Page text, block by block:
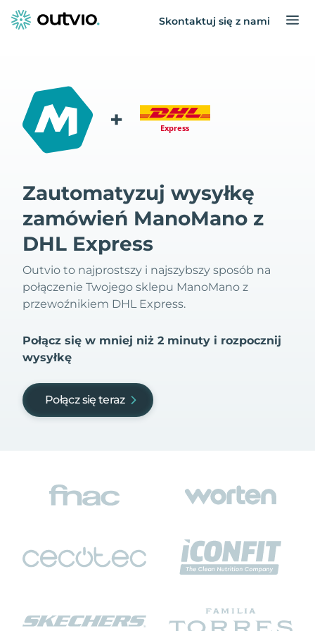
Skontaktuj się z nami
+
Zautomatyzuj wysyłkę
zamówień ManoMano z
DHL Express
Outvio to najprostszy i najszybszy sposób na
połączenie Twojego sklepu ManoMano z
przewoźnikiem DHL Express.
Połącz się w mniej niż 2 minuty i rozpocznij
wysyłkę
Połącz się teraz